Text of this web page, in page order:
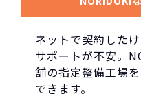
ネットで契約した
サポートが不安。
舗の指定整備工場
できます。